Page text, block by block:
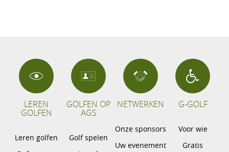
LEREN
GOLFEN
Leren golfen
GOLFEN OP
AGS
Golf spelen
NETWERKEN
Onze sponsors
Uw evenement
G-GOLF
Voor wie
Gratis